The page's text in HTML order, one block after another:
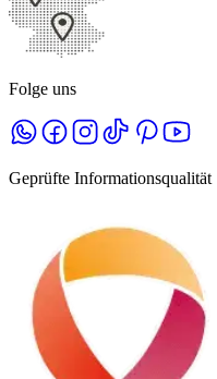
Folge uns
Geprüfte Informationsqualität